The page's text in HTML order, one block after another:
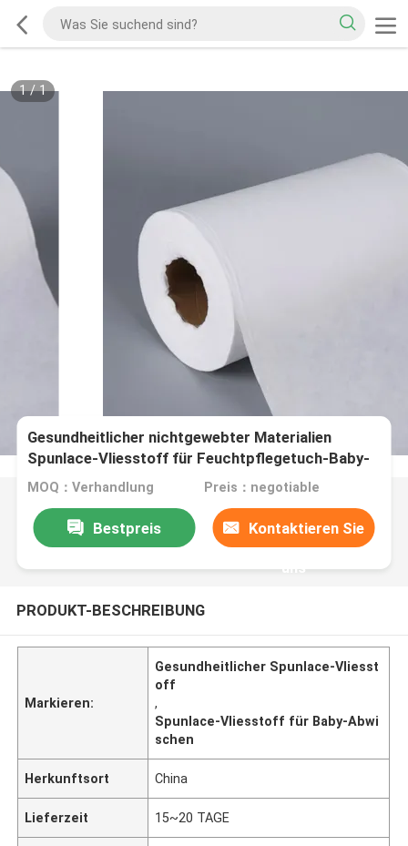
1/1
Gesundheitlicher nichtgewebter Materialien
Spunlace-Vliesstoff für Feuchtpflegetuch-Baby-
Abwischen
MOQ：Verhandlung Preis：negotiable
Bestpreis Kontaktieren Sie
uns
PRODUKT-BESCHREIBUNG
Markieren:
Gesundheitlicher Spunlace-Vliesst
off
,
Spunlace-Vliesstoff für Baby-Abwi
schen
Herkunftsort China
Lieferzeit 15~20 TAGE